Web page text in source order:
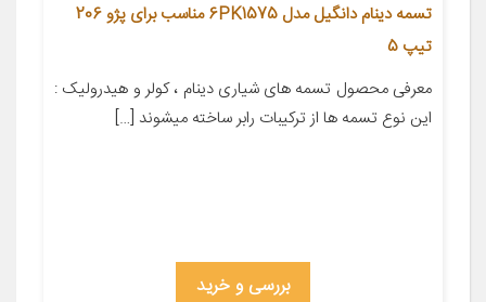
تسمه دینام دانگیل مدل 6PK1575 مناسب برای پژو 206
تیپ 5
معرفی محصول تسمه های شیاری دینام ، کولر و هیدرولیک :
این نوع تسمه ها از ترکیبات رابر ساخته میشوند […]
بررسی و خرید